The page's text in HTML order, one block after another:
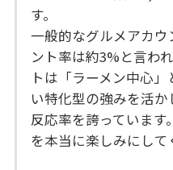
す。
一般的なグルメアカ
ント率は約3%と言わ
トは「ラーメン中心
い特化型の強みを活
反応率を誇っていま
を本当に楽しみにして